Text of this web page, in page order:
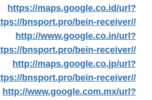
https://maps.google.co.id/url?
bnsport.pro/bein-receiver//
http://www.google.co.in/url?
bnsport.pro/bein-receiver//
http://maps.google.co.jp/url?
bnsport.pro/bein-receiver//
http://www.google.com.mx/url?